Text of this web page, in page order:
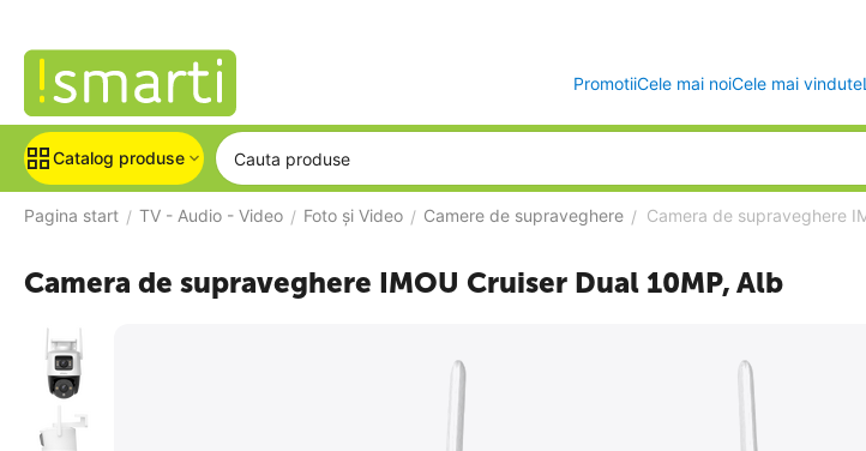
PromotiiCele mai noiCele mai vindute
Catalog produse
Pagina start / TV - Audio - Video / Foto și Video / Camere de supraveghere / Camera de supraveghere
Camera de supraveghere IMOU Cruiser Dual 10MP, Alb